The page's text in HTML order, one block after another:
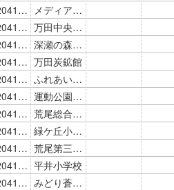
A43204103008
メディア交流館
A43204103009
万田中央体育館
A43204103010
深瀬の森体育館
A43204103011 万田炭鉱館
A43204103012
ふれあい福祉センター
A43204103013
運動公園管理事務所
A43204103014
荒尾総合文化センター
A43204103015
緑ケ丘小学校
A43204103016
荒尾第三中学校
A43204103017 平井小学校
A43204103018
みどり蒼生館